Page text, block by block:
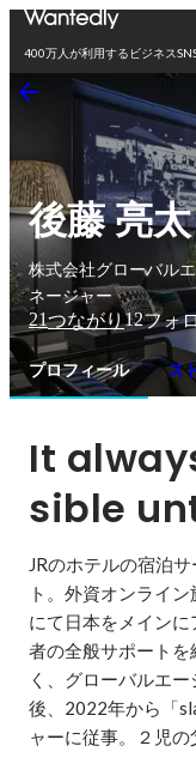
400万人が利用するビジネス
後藤 亮太
株式会社グローバル
ネージャー
21つながり12フォ
プロフィール ス
It
sible
JRのホテルの宿泊
ト。外資オンライ
にて日本をメイン
者の全般サポート
く、グローバルエ
後、2022年から「
ャーに従事。２児の